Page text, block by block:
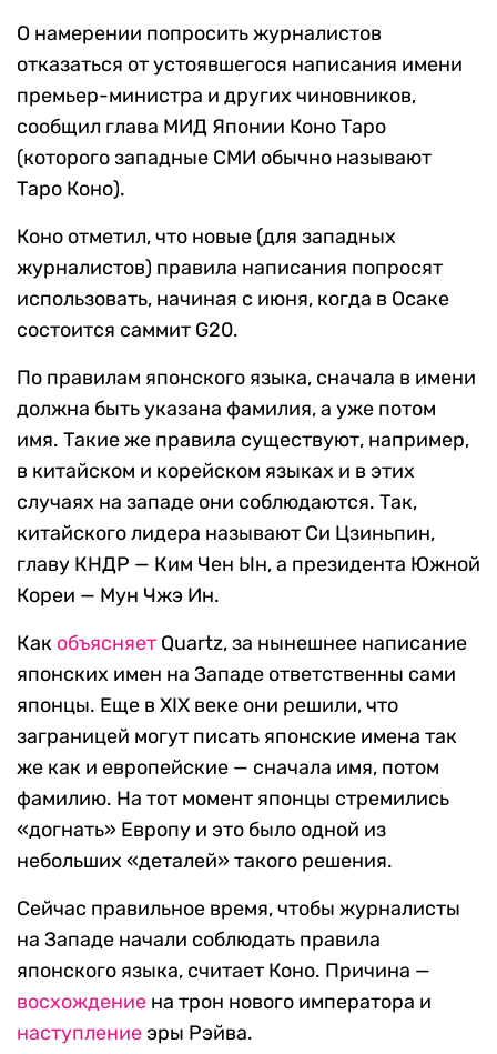
О намерении попросить журналистов
отказаться от устоявшегося написания имени
премьер-министра и других чиновников,
сообщил глава МИД Японии Коно Таро
(которого западные СМИ обычно называют
Таро Коно).
Коно отметил, что новые (для западных
журналистов) правила написания попросят
использовать, начиная с июня, когда в Осаке
состоится саммит G20.
По правилам японского языка, сначала в имени
должна быть указана фамилия, а уже потом
имя. Такие же правила существуют, например,
в китайском и корейском языках и в этих
случаях на западе они соблюдаются. Так,
китайского лидера называют Си Цзиньпин,
главу КНДР — Ким Чен Ын, а президента Южной
Кореи — Мун Чжэ Ин.
Как объясняет Quartz, за нынешнее написание
японских имен на Западе ответственны сами
японцы. Еще в XIX веке они решили, что
заграницей могут писать японские имена так
же как и европейские — сначала имя, потом
фамилию. На тот момент японцы стремились
«догнать» Европу и это было одной из
небольших «деталей» такого решения.
Сейчас правильное время, чтобы журналисты
на Западе начали соблюдать правила
японского языка, считает Коно. Причина —
восхождение на трон нового императора и
наступление эры Рэйва.